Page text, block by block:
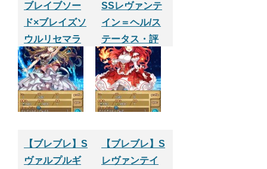
ブレイブソー
ド×ブレイズソ
ウルリセマラ
ランキング
SSレヴァンテ
イン＝ヘル/ス
テータス・評
価
【ブレブレ】S
ヴァルプルギ
【ブレブレ】S
レヴァンテイ